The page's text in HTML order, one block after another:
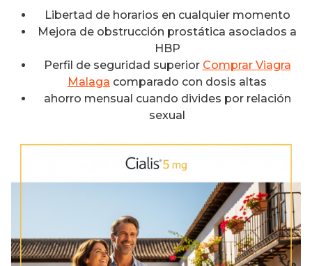
Libertad de horarios en cualquier momento
Mejora de obstrucción prostática asociados a
HBP
Perfil de seguridad superior Comprar Viagra
Malaga comparado con dosis altas
ahorro mensual cuando divides por relación
sexual